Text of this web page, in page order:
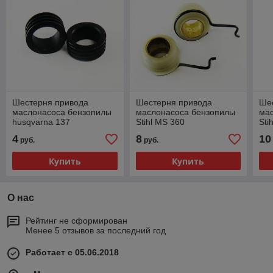
Шестерня привода
маслонасоса бензопилы
husqvarna 137
4 руб.
Купить
Шестерня привода
маслонасоса бензопилы
Stihl MS 360
8руб.
Купить
10
О нас
Рейтинг не сформирован
Менее 5 отзывов за последний год
Работает с 05.06.2018